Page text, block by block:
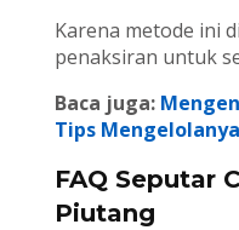
Karena metode ini
penaksiran untuk
Baca juga:
Tips
FAQ Seputar
Piutang